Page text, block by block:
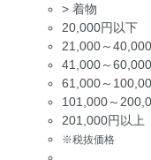
> 着物
20,000円以下
21,000～
41,000～
61,000～
101,000～
201,000円以上
※税抜価格